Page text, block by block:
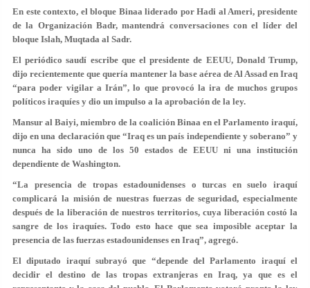
En este contexto, el bloque Binaa liderado por Hadi al Ameri, presidente
de la Organización Badr, mantendrá conversaciones con el líder del
bloque Islah, Muqtada al Sadr.
El periódico saudí escribe que el presidente de EEUU, Donald Trump,
dijo recientemente que quería mantener la base aérea de Al Assad en Iraq
“para poder vigilar a Irán”, lo que provocó la ira de muchos grupos
políticos iraquíes y dio un impulso a la aprobación de la ley.
Mansur al Baiyi, miembro de la coalición Binaa en el Parlamento iraquí,
dijo en una declaración que “Iraq es un país independiente y soberano” y
nunca ha sido uno de los 50 estados de EEUU ni una institución
dependiente de Washington.
“La presencia de tropas estadounidenses o turcas en suelo iraquí
complicará la misión de nuestras fuerzas de seguridad, especialmente
después de la liberación de nuestros territorios, cuya liberación costó la
sangre de los iraquíes. Todo esto hace que sea imposible aceptar la
presencia de las fuerzas estadounidenses en Iraq”, agregó.
El diputado iraquí subrayó que “depende del Parlamento iraquí el
decidir el destino de las tropas extranjeras en Iraq, ya que es el